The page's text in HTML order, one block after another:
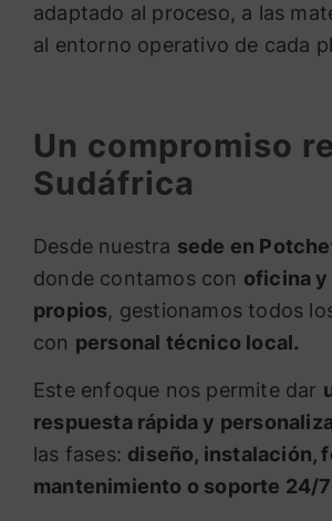
adaptado al proceso, a las
al entorno operativo de cada
Un compromiso
Sudáfrica
Desde nuestra sede en
donde contamos con oficina y
propios, gestionamos todos
con personal técnico local.
Este enfoque nos permite dar
respuesta rápida y
las fases: diseño, instalación,
mantenimiento o soporte 24/7